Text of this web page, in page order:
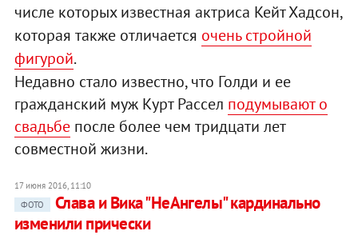
числе которых известная актриса Кейт Хадсон,
которая также отличается очень стройной
фигурой.
Недавно стало известно, что Голди и ее
гражданский муж Курт Рассел подумывают о
свадьбепосле более чем тридцати лет
совместной жизни.
17 июня 2016, 11:10
ФОТО
Слава и Вика "НеАнгелы" кардинально
изменили прически